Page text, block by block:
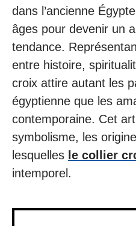
dans l’ancienne
âges pour devenir un
tendance.
entre histoire,
croix attire autant les
égyptienne que les
contemporaine. Cet
symbolisme, les
lesquelles le collier
intemporel.